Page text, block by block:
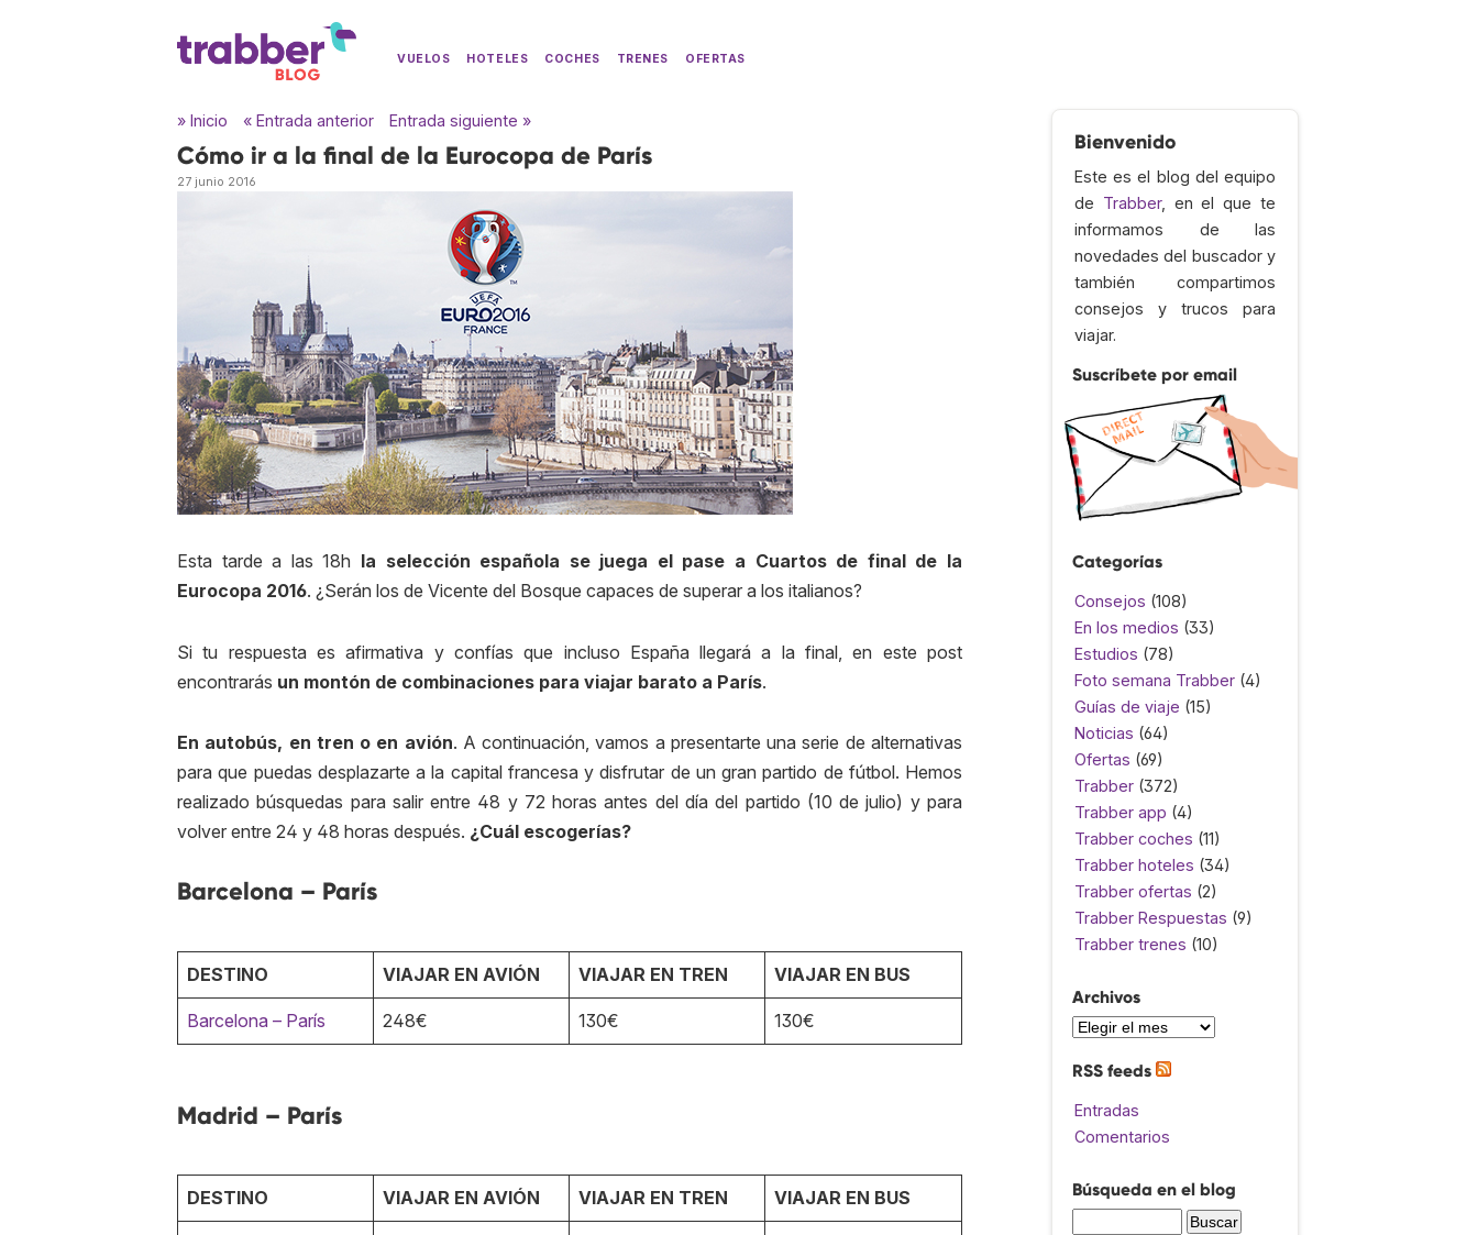
VUELOS HOTELES COCHES TRENES OFERTAS
» Inicio « Entrada anterior Entrada siguiente »
Cómo ir a la final de la Eurocopa de París
27 junio 2016
Esta tarde a las 18h la selección española se juega el pase a Cuartos de final de la
Eurocopa 2016. ¿Serán los de Vicente del Bosque capaces de superar a los italianos?
Si tu respuesta es afirmativa y confías que incluso España llegará a la final, en este post
encontrarás un montón de combinaciones para viajar barato a París.
En autobús, en tren o en avión. A continuación, vamos a presentarte una serie de alternativas
para que puedas desplazarte a la capital francesa y disfrutar de un gran partido de fútbol. Hemos
realizado búsquedas para salir entre 48 y 72 horas antes del día del partido (10 de julio) y para
volver entre 24 y 48 horas después. ¿Cuál escogerías?
Barcelona – París
DESTINO VIAJAR EN AVIÓN VIAJAR EN TREN VIAJAR EN BUS
Barcelona – París 248€ 130€ 130€
Madrid – París
DESTINO VIAJAR EN AVIÓN VIAJAR EN TREN VIAJAR EN BUS
Bienvenido
Este es el blog del equipo
de Trabber, en el que te
informamos de las
novedades del buscador y
también compartimos
consejos y trucos para
viajar.
Suscríbete por email
Categorías
Consejos (108)
En los medios (33)
Estudios (78)
Foto semana Trabber (4)
Guías de viaje (15)
Noticias (64)
Ofertas (69)
Trabber (372)
Trabber app (4)
Trabber coches (11)
Trabber hoteles (34)
Trabber ofertas (2)
Trabber Respuestas (9)
Trabber trenes (10)
Archivos
RSS feeds
Entradas
Comentarios
Búsqueda en el blog